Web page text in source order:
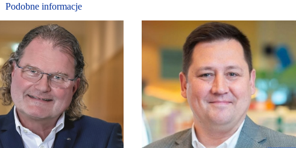
Podobne informacje